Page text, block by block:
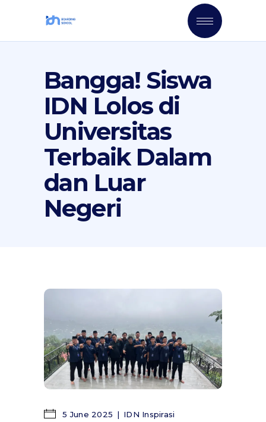
Bangga! Siswa
IDN Lolos di
Universitas
Terbaik Dalam
dan Luar
Negeri
5 June 2025 IDN Inspirasi